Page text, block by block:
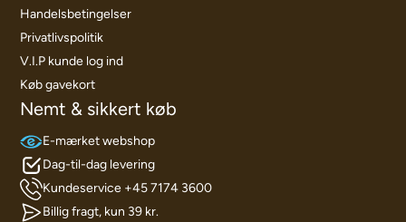
Handelsbetingelser
Privatlivspolitik
V.I.P kunde log ind
Køb gavekort
Nemt & sikkert køb
E-mærket webshop
Dag-til-dag levering
Kundeservice +45 7174 3600
Billig fragt, kun 39 kr.